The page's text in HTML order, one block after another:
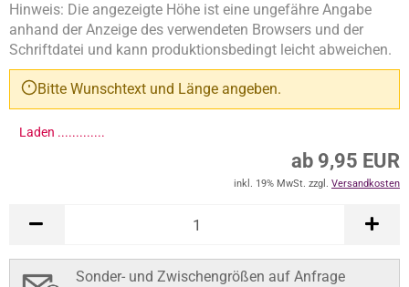
Hinweis: Die angezeigte Höhe ist eine ungefähre Angabe
anhand der Anzeige des verwendeten Browsers und der
Schriftdatei und kann produktionsbedingt leicht abweichen.
Bitte Wunschtext und Länge angeben.
Laden ..............
ab 9,95 EUR
inkl. 19% MwSt. zzgl. Versandkosten
Sonder- und Zwischengrößen auf Anfrage